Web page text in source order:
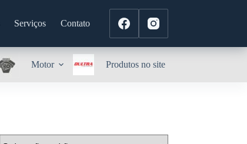
Serviços Contato
Motor Produtos no site